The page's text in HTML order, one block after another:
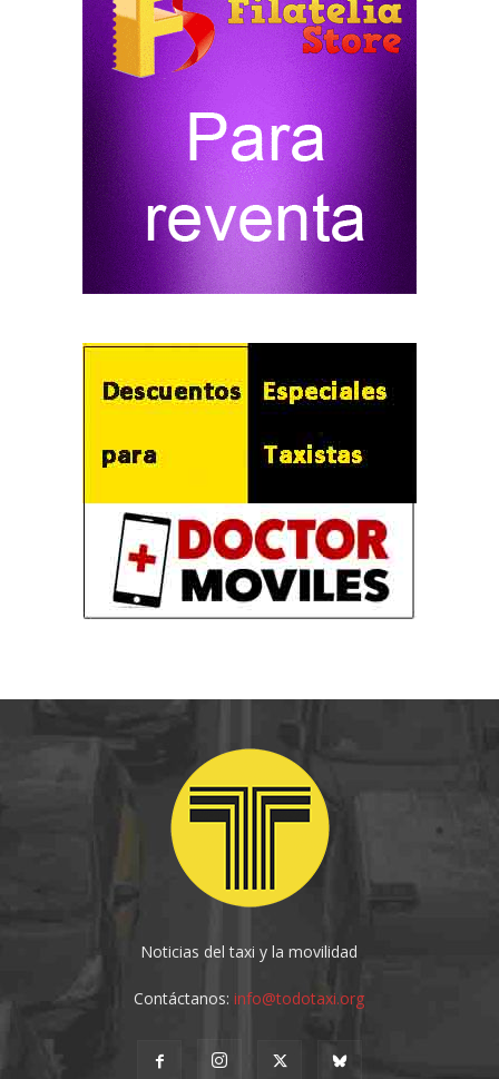
Noticias del taxi y la movilidad
Contáctanos:info@todotaxi.org